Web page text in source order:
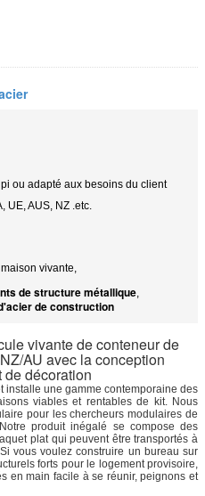
ou adapté aux besoins du client
UE, AUS, NZ .etc.
vivante,
de structure métallique,
de construction
vivante de conteneur de
AU avec la conception
décoration
installe une gamme contemporaine des
viables et rentables de kit. Nous
pour les chercheurs modulaires de
produit inégalé se compose des
plat qui peuvent être transportés à
vous voulez construire un bureau sur
forts pour le logement provisoire,
en main facile à se réunir, peignons et